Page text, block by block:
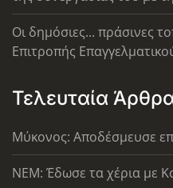
Οι δημόσιες... πράσινες
Επιτροπής
Τελευταία
Μύκονος: Αποδέσμευσε
ΝΕΜ: Έδωσε τα χέρια με